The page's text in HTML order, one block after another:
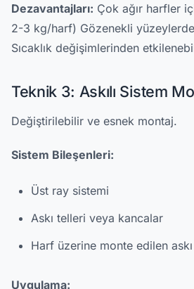
Dezavantajları: Çok ağır harfler
2-3 kg/harf) Gözenekli
Sıcaklık değişimlerinden
Teknik 3: Askılı Sistem
Değiştirilebilir ve esnek montaj.
Sistem Bileşenleri:
Üst ray sistemi
Askı telleri veya kancalar
Harf üzerine monte edilen askı
Uygulama: